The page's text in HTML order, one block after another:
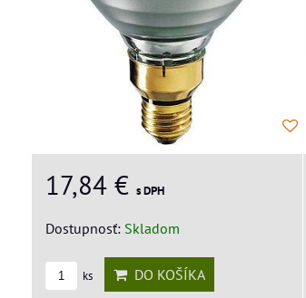
17,84 € s DPH
Dostupnosť: Skladom
ks DO KOŠÍKA